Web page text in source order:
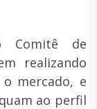
Comitê de
realizando
mercado, e
ao perfil